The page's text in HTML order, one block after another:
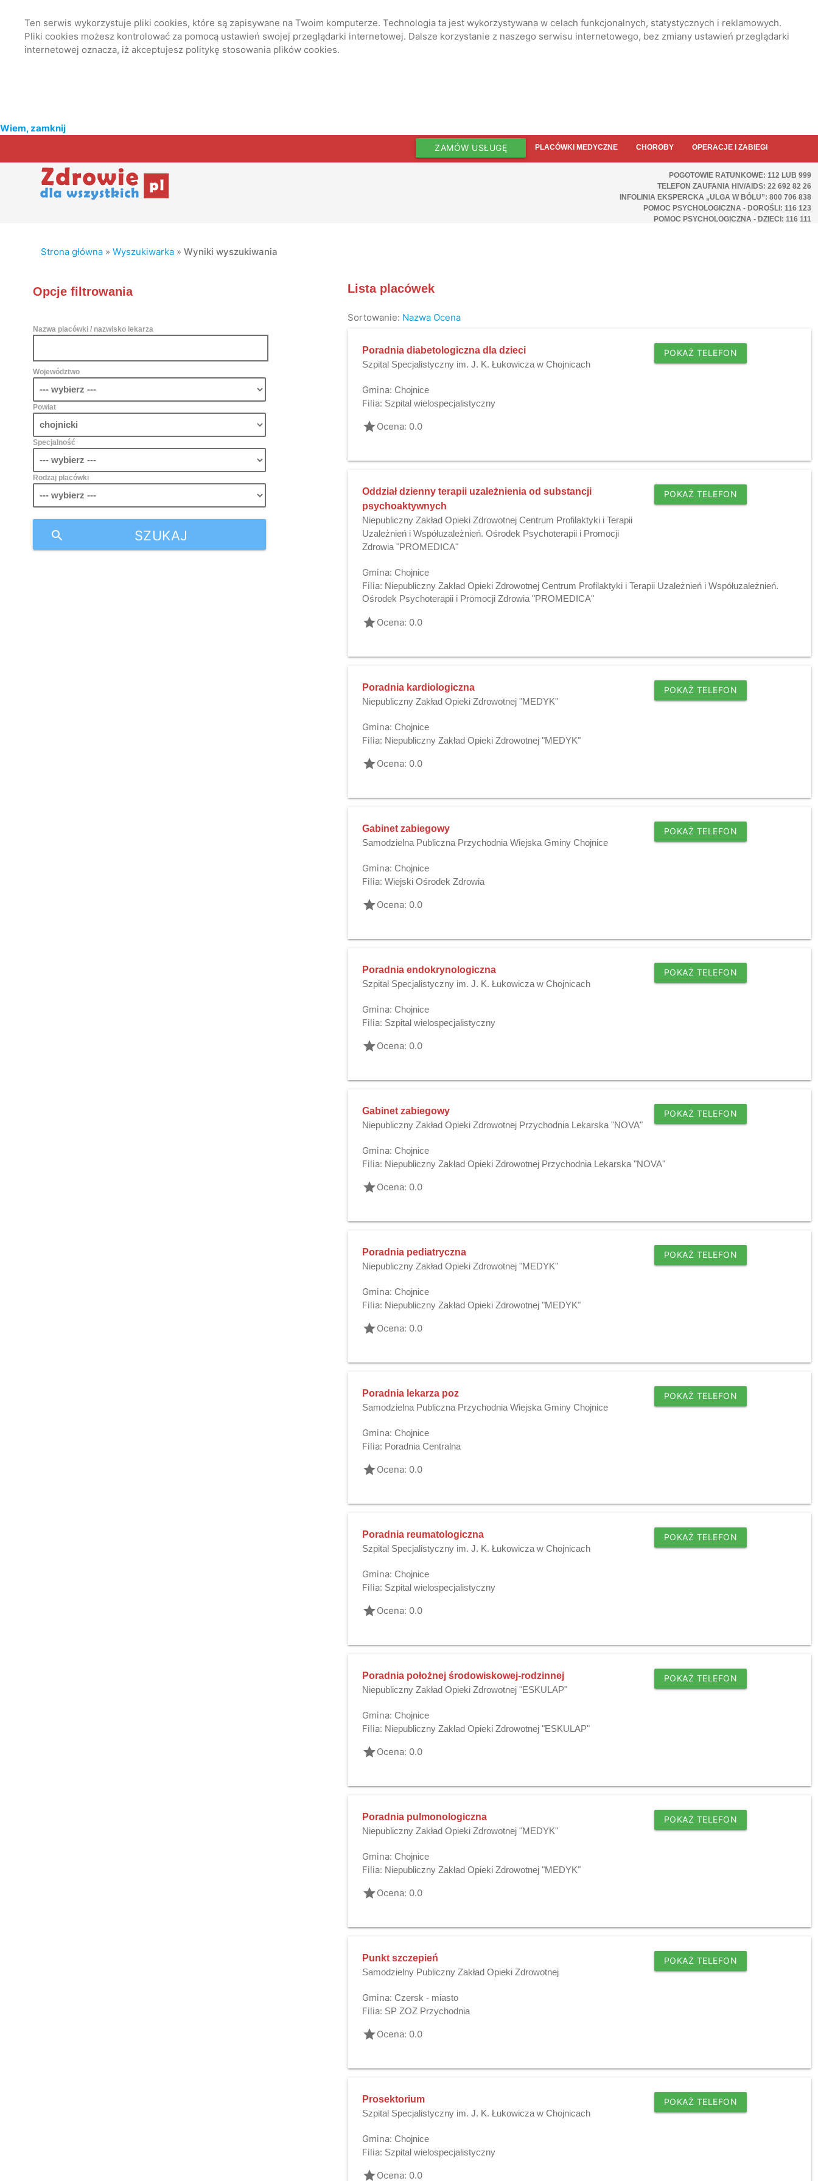
Ten serwis wykorzystuje pliki cookies, które są zapisywane na Twoim komputerze. Technologia ta jest wykorzystywana w celach funkcjonalnych, statystycznych i reklamowych.
Pliki cookies możesz kontrolować za pomocą ustawień swojej przeglądarki internetowej. Dalsze korzystanie z naszego serwisu internetowego, bez zmiany ustawień przeglądarki
internetowej oznacza, iż akceptujesz politykę stosowania plików cookies.
Wiem, zamknij
ZAMÓW USŁUGĘ PLACÓWKI MEDYCZNE CHOROBY OPERACJE I ZABIEGI
POGOTOWIE RATUNKOWE: 112 LUB 999
TELEFON ZAUFANIA HIV/AIDS: 22 692 82 26
INFOLINIA EKSPERCKA „ULGA W BÓLU”: 800 706 838
POMOC PSYCHOLOGICZNA - DOROŚLI: 116 123
POMOC PSYCHOLOGICZNA - DZIECI: 116 111
Strona główna »Wyszukiwarka »Wyniki wyszukiwania
Opcje filtrowania
Nazwa placówki / nazwisko lekarza
Województwo
Powiat
Specjalność
Rodzaj placówki
SZUKAJ
search
Lista placówek
Sortowanie: Nazwa Ocena
Poradnia diabetologiczna dla dzieci
Szpital Specjalistyczny im. J. K. Łukowicza w Chojnicach
POKAŻ TELEFON
Gmina: Chojnice
Filia: Szpital wielospecjalistyczny
gradeOcena: 0.0
Oddział dzienny terapii uzależnienia od substancji
psychoaktywnych
Niepubliczny Zakład Opieki Zdrowotnej Centrum Profilaktyki i Terapii
Uzależnień i Współuzależnień. Ośrodek Psychoterapii i Promocji
Zdrowia "PROMEDICA"
POKAŻ TELEFON
Gmina: Chojnice
Filia: Niepubliczny Zakład Opieki Zdrowotnej Centrum Profilaktyki i Terapii Uzależnień i Współuzależnień.
Ośrodek Psychoterapii i Promocji Zdrowia "PROMEDICA"
gradeOcena: 0.0
Poradnia kardiologiczna
Niepubliczny Zakład Opieki Zdrowotnej "MEDYK"
POKAŻ TELEFON
Gmina: Chojnice
Filia: Niepubliczny Zakład Opieki Zdrowotnej "MEDYK"
gradeOcena: 0.0
Gabinet zabiegowy
Samodzielna Publiczna Przychodnia Wiejska Gminy Chojnice
POKAŻ TELEFON
Gmina: Chojnice
Filia: Wiejski Ośrodek Zdrowia
gradeOcena: 0.0
Poradnia endokrynologiczna
Szpital Specjalistyczny im. J. K. Łukowicza w Chojnicach
POKAŻ TELEFON
Gmina: Chojnice
Filia: Szpital wielospecjalistyczny
gradeOcena: 0.0
Gabinet zabiegowy
Niepubliczny Zakład Opieki Zdrowotnej Przychodnia Lekarska "NOVA"
POKAŻ TELEFON
Gmina: Chojnice
Filia: Niepubliczny Zakład Opieki Zdrowotnej Przychodnia Lekarska "NOVA"
gradeOcena: 0.0
Poradnia pediatryczna
Niepubliczny Zakład Opieki Zdrowotnej "MEDYK"
POKAŻ TELEFON
Gmina: Chojnice
Filia: Niepubliczny Zakład Opieki Zdrowotnej "MEDYK"
gradeOcena: 0.0
Poradnia lekarza poz
Samodzielna Publiczna Przychodnia Wiejska Gminy Chojnice
POKAŻ TELEFON
Gmina: Chojnice
Filia: Poradnia Centralna
gradeOcena: 0.0
Poradnia reumatologiczna
Szpital Specjalistyczny im. J. K. Łukowicza w Chojnicach
POKAŻ TELEFON
Gmina: Chojnice
Filia: Szpital wielospecjalistyczny
gradeOcena: 0.0
Poradnia położnej środowiskowej-rodzinnej
Niepubliczny Zakład Opieki Zdrowotnej "ESKULAP"
POKAŻ TELEFON
Gmina: Chojnice
Filia: Niepubliczny Zakład Opieki Zdrowotnej "ESKULAP"
gradeOcena: 0.0
Poradnia pulmonologiczna
Niepubliczny Zakład Opieki Zdrowotnej "MEDYK"
POKAŻ TELEFON
Gmina: Chojnice
Filia: Niepubliczny Zakład Opieki Zdrowotnej "MEDYK"
gradeOcena: 0.0
Punkt szczepień
Samodzielny Publiczny Zakład Opieki Zdrowotnej
POKAŻ TELEFON
Gmina: Czersk - miasto
Filia: SP ZOZ Przychodnia
gradeOcena: 0.0
Prosektorium
Szpital Specjalistyczny im. J. K. Łukowicza w Chojnicach
POKAŻ TELEFON
Gmina: Chojnice
Filia: Szpital wielospecjalistyczny
gradeOcena: 0.0